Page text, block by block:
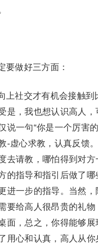
要做好三方面：
上社交才有机会接触
是，我也想认识高人
说一句“你是一个厉害
-虚心求教，认真反馈
去请教，哪怕得到对
的指导和指引后做了
进一步的指导。当然
要给高人很昂贵的礼
面，总之，你得能够
用心和认真，高人从